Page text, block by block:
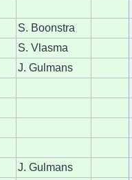
S. Boonstra
S. Vlasma
J. Gulmans
J. Gulmans